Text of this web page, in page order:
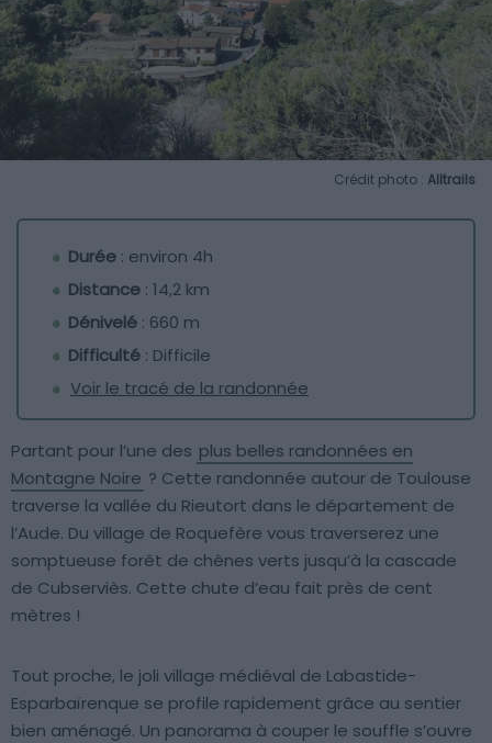
Crédit photo : Alltrails
Durée : environ 4h
Distance : 14,2 km
Dénivelé : 660 m
Difficulté : Difficile
Voir le tracé de la randonnée
Partant pour l’une des plus belles randonnées en
Montagne Noire ? Cette randonnée autour de Toulouse
traverse la vallée du Rieutort dans le département de
l’Aude. Du village de Roquefère vous traverserez une
somptueuse forêt de chênes verts jusqu’à la cascade
de Cubserviès. Cette chute d’eau fait près de cent
mètres !
Tout proche, le joli village médiéval de Labastide-
Esparbaïrenque se profile rapidement grâce au sentier
bien aménagé. Un panorama à couper le souffle s’ouvre